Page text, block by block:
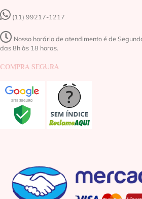
(11) 99217-1217‬
Nosso horário de atendimento é de
das 8h às 18 horas.
COMPRA SEGURA